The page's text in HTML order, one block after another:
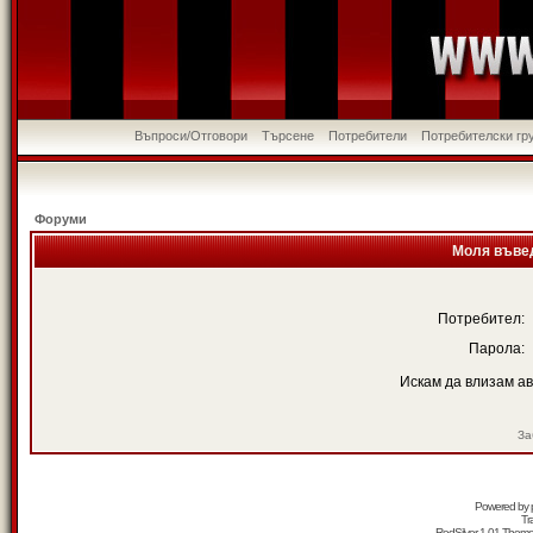
Въпроси/Отговори Търсене Потребители Потребителски
Форуми
Моля
Потребител:
Парола:
Искам да влизам
Powered by